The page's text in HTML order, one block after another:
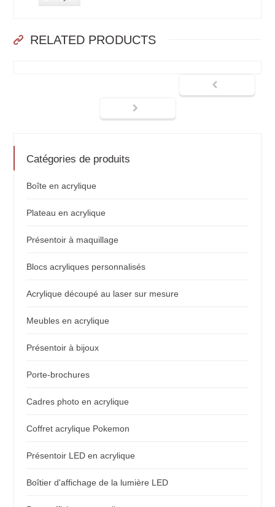
RELATED PRODUCTS
Catégories de produits
Boîte en acrylique
Plateau en acrylique
Présentoir à maquillage
Blocs acryliques personnalisés
Acrylique découpé au laser sur mesure
Meubles en acrylique
Présentoir à bijoux
Porte-brochures
Cadres photo en acrylique
Coffret acrylique Pokemon
Présentoir LED en acrylique
Boîtier d'affichage de la lumière LED